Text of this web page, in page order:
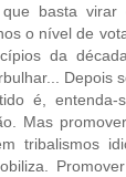
que basta
o nível de
da
Depois
é,
Mas
tribalismos